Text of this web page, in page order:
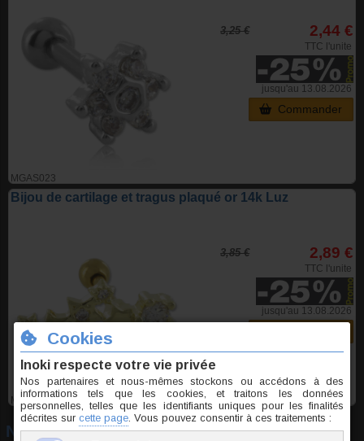
MGAS023
3,25 € 2,44 €
TTC l'unite
jusqu'au 13.08.2026
Commander
Bijou de cartilage et tragus plaqué or 14k Luz
MGQS019
3,85 € 2,89 €
TTC l'unite
jusqu'au 13.08.2026
Nouveautés